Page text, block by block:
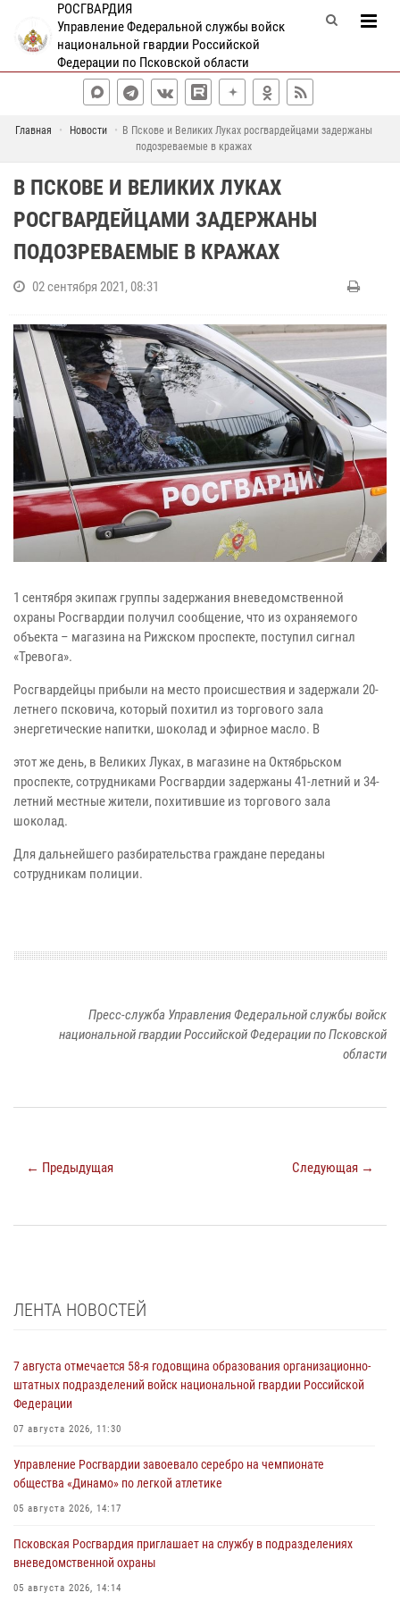
РОСГВАРДИЯ
Управление Федеральной службы войск
национальной гвардии Российской
Федерации по Псковской области
Главная Новости
В Пскове и Великих Луках росгвардейцами задержаны
подозреваемые в кражах
В ПСКОВЕ И ВЕЛИКИХ ЛУКАХ
РОСГВАРДЕЙЦАМИ ЗАДЕРЖАНЫ
ПОДОЗРЕВАЕМЫЕ В КРАЖАХ
02 сентября 2021, 08:31
1 сентября экипаж группы задержания вневедомственной
охраны Росгвардии получил сообщение, что из охраняемого
объекта – магазина на Рижском проспекте, поступил сигнал
«Тревога».
Росгвардейцы прибыли на место происшествия и задержали 20-
летнего псковича, который похитил из торгового зала
энергетические напитки, шоколад и эфирное масло. В
этот же день, в Великих Луках, в магазине на Октябрьском
проспекте, сотрудниками Росгвардии задержаны 41-летний и 34-
летний местные жители, похитившие из торгового зала
шоколад.
Для дальнейшего разбирательства граждане переданы
сотрудникам полиции.
Пресс-служба Управления Федеральной службы войск
национальной гвардии Российской Федерации по Псковской
области
← Предыдущая Следующая →
ЛЕНТА НОВОСТЕЙ
7 августа отмечается 58-я годовщина образования организационно-
штатных подразделений войск национальной гвардии Российской
Федерации
07 августа 2026, 11:30
Управление Росгвардии завоевало серебро на чемпионате
общества «Динамо» по легкой атлетике
05 августа 2026, 14:17
Псковская Росгвардия приглашает на службу в подразделениях
вневедомственной охраны
05 августа 2026, 14:14